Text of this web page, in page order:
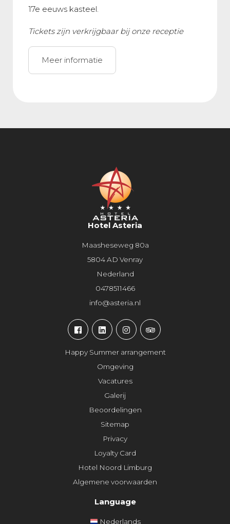
17e eeuws kasteel.
Tickets zijn verkrijgbaar bij onze receptie
Meer informatie
Hotel Asteria
Maasheseweg 80a
5804 AD Venray
Nederland
0478511466
info@asteria.nl
Happy Summer arrangement
Omgeving
Vacatures
Galerij
Beoordelingen
Sitemap
Privacy
Loyalty Card
Hotel Noord Limburg
Algemene voorwaarden
Language
Nederlands